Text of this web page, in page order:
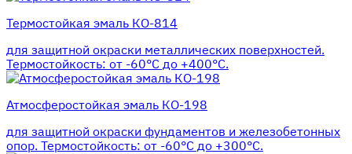
Термостойкая эмаль КО-814
для защитной окраски металлических поверхностей.
Термостойкость: от -60°С до +400°С.
Атмосферостойкая эмаль КО-198
для защитной окраски фундаментов и железобетонных
опор. Термостойкость: от -60°С до +300°С.